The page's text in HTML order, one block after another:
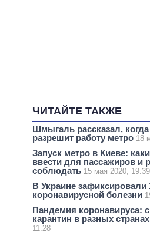
ЧИТАЙТЕ ТАКЖЕ
Шмыгаль рассказал,
разрешит работу метро 18
Запуск метро в Киеве:
ввести для пассажиров и
соблюдать 15 мая 2020, 19:39
В Украине зафиксировали
коронавирусной болезни
Пандемия коронавируса:
карантин в разных
11:28